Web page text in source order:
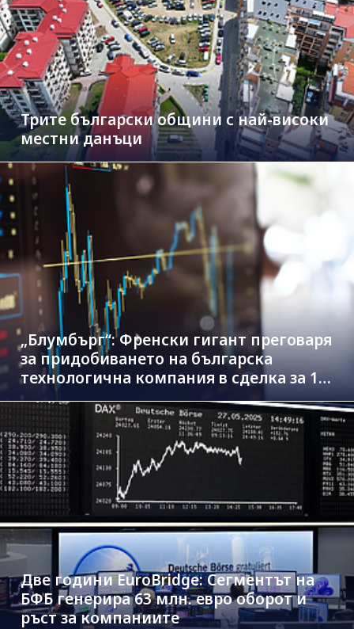
Трите български общини с най-високи
местни данъци
„Блумбърг“: Френски гигант преговаря
за придобиването на българска
технологична компания в сделка за 1.3
млрд. евро
Две години EuroBridge: Сегментът на
БФБ генерира 63 млн. евро оборот и
ръст за компаниите